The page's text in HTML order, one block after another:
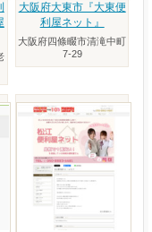
大阪府大東市『大東便
利屋ネット』
大阪府四條畷市清滝中町
7-29